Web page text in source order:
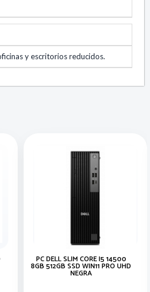
y escritorios reducidos.
PC DELL SLIM CORE I5 14500
8GB 512GB SSD WIN11 PRO UHD
NEGRA